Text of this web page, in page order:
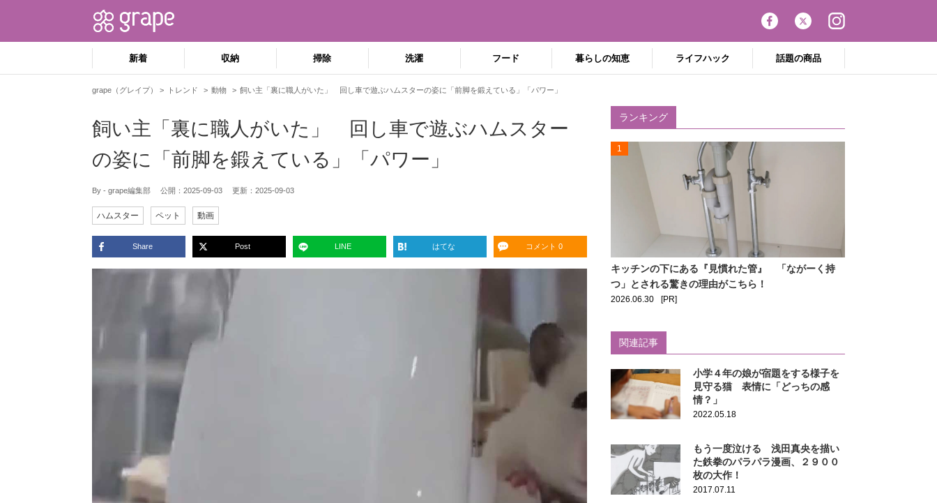
新着 収納 掃除 洗濯 フード 暮らしの知恵 ライフハック 話題の商品
grape（グレイプ） トレンド 動物 飼い主「裏に職人がいた」 回し車で遊ぶハムスターの姿に「前脚を鍛えている」「パワー」
飼い主「裏に職人がいた」 回し車で遊ぶハムスター
の姿に「前脚を鍛えている」「パワー」
By - grape編集部 公開： 2025-09-03 更新： 2025-09-03
ハムスター ペット 動画
Share Post LINE はてな コメント 0
ランキング
1
キッチンの下にある『見慣れた管』 「ながーく持
つ」とされる驚きの理由がこちら！
2026.06.30 [PR]
関連記事
小学４年の娘が宿題をする様子を
見守る猫 表情に「どっちの感
情？」
2022.05.18
もう一度泣ける 浅田真央を描い
た鉄拳のパラパラ漫画、２９００
枚の大作！
2017.07.11